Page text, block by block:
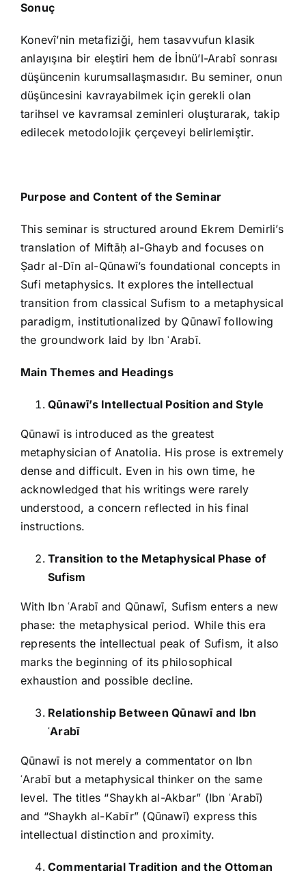
Sonuç
Konevî’nin metafiziği, hem tasavvufun klasik
anlayışına bir eleştiri hem de İbnü’l-Arabî sonrası
düşüncenin kurumsallaşmasıdır. Bu seminer, onun
düşüncesini kavrayabilmek için gerekli olan
tarihsel ve kavramsal zeminleri oluşturarak, takip
edilecek metodolojik çerçeveyi belirlemiştir.
Purpose and Content of the Seminar
This seminar is structured around Ekrem Demirli’s
translation of Miftāḥ al-Ghayb and focuses on
Ṣadr al-Dīn al-Qūnawī’s foundational concepts in
Sufi metaphysics. It explores the intellectual
transition from classical Sufism to a metaphysical
paradigm, institutionalized by Qūnawī following
the groundwork laid by Ibn ʿArabī.
Main Themes and Headings
Qūnawī’s Intellectual Position and Style
Qūnawī is introduced as the greatest
metaphysician of Anatolia. His prose is extremely
dense and difficult. Even in his own time, he
acknowledged that his writings were rarely
understood, a concern reflected in his final
instructions.
Transition to the Metaphysical Phase of
Sufism
With Ibn ʿArabī and Qūnawī, Sufism enters a new
phase: the metaphysical period. While this era
represents the intellectual peak of Sufism, it also
marks the beginning of its philosophical
exhaustion and possible decline.
Relationship Between Qūnawī and Ibn
ʿArabī
Qūnawī is not merely a commentator on Ibn
ʿArabī but a metaphysical thinker on the same
level. The titles “Shaykh al-Akbar” (Ibn ʿArabī)
and “Shaykh al-Kabīr” (Qūnawī) express this
intellectual distinction and proximity.
Commentarial Tradition and the Ottoman